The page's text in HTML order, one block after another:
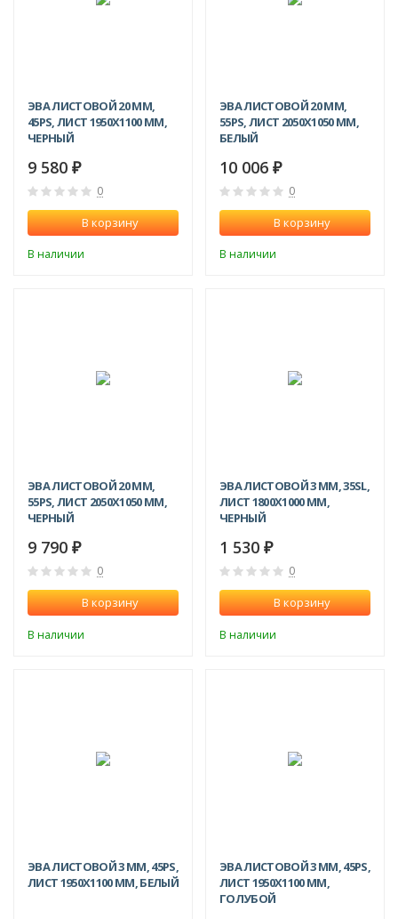
ЭВА ЛИСТОВОЙ 20 ММ,
45PS, ЛИСТ 1950Х1100 ММ,
ЧЕРНЫЙ
9 580 ₽
0
В корзину
В наличии
ЭВА ЛИСТОВОЙ 20 ММ,
55PS, ЛИСТ 2050Х1050 ММ,
БЕЛЫЙ
10 006 ₽
0
В корзину
В наличии
ЭВА ЛИСТОВОЙ 20 ММ,
55PS, ЛИСТ 2050Х1050 ММ,
ЧЕРНЫЙ
9 790 ₽
0
В корзину
В наличии
ЭВА ЛИСТОВОЙ 3 ММ, 35SL,
ЛИСТ 1800Х1000 ММ,
ЧЕРНЫЙ
1 530 ₽
0
В корзину
В наличии
ЭВА ЛИСТОВОЙ 3 ММ, 45PS,
ЛИСТ 1950Х1100 ММ, БЕЛЫЙ
ЭВА ЛИСТОВОЙ 3 ММ, 45PS,
ЛИСТ 1950Х1100 ММ,
ГОЛУБОЙ